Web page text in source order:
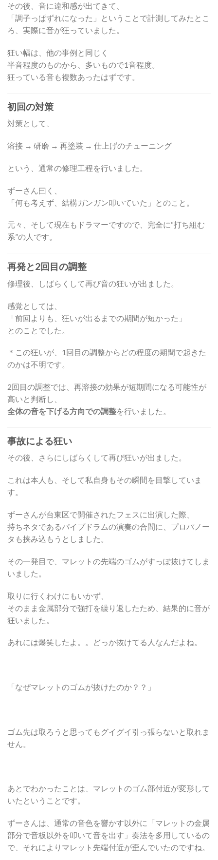
その後、音に違和感が出てきて、
「調子っぱずれになった」ということで計測してみたとこ
ろ、実際に音が狂っていました。
狂い幅は、他の事例と同じく
半音程度のものから、多いもので1音程度。
狂っている音も複数あったはずです。
初回の対策
対策として、
溶接 → 研磨 → 再塗装 → 仕上げのチューニング
という、通常の修理工程を行いました。
ずーさん曰く、
「何も考えず、結構ガンガン叩いていた」とのこと。
元々、そして現在もドラマーですので、完全に“打ち組む
系”の人です。
再発と2回目の調整
修理後、しばらくして再び音の狂いが出ました。
感覚としては、
「前回よりも、狂いが出るまでの期間が短かった」
とのことでした。
＊この狂いが、1回目の調整からどの程度の期間で起きた
のかは不明です。
2回目の調整では、再溶接の効果が短期間になる可能性が
高いと判断し、
全体の音を下げる方向での調整を行いました。
事故による狂い
その後、さらにしばらくして再び狂いが出ました。
これは本人も、そして私自身もその瞬間を目撃していま
す。
ずーさんが台東区で開催されたフェスに出演した際、
持ちネタであるパイプドラムの演奏の合間に、プロパノー
タも挟み込もうとしました。
その一発目で、マレットの先端のゴムがすっぽ抜けてしま
いました。
取りに行くわけにもいかず、
そのまま金属部分で強打を繰り返したため、結果的に音が
狂いました。
あれには爆笑したよ。。どっか抜けてる人なんだよね。
「なぜマレットのゴムが抜けたのか？？」
ゴム先は取ろうと思ってもグイグイ引っ張らないと取れま
せん。
あとでわかったことは、マレットのゴム部付近が変形して
いたということです。
ずーさんは、通常の音色を響かす以外に「マレットの金属
部分で音板以外を叩いて音を出す」奏法を多用しているの
で、それによりマレット先端付近が歪んでいたのですね。